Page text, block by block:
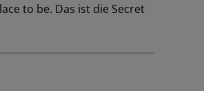
to be. Das ist die Secret